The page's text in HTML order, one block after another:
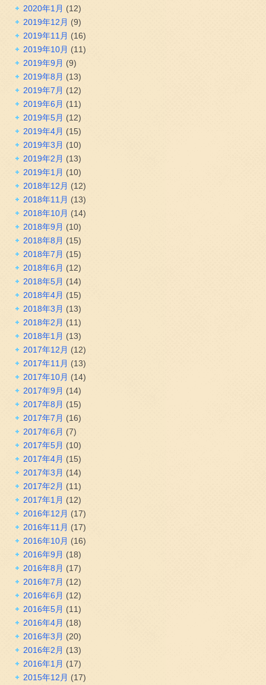
2020年1月 (12)
2019年12月 (9)
2019年11月 (16)
2019年10月 (11)
2019年9月 (9)
2019年8月 (13)
2019年7月 (12)
2019年6月 (11)
2019年5月 (12)
2019年4月 (15)
2019年3月 (10)
2019年2月 (13)
2019年1月 (10)
2018年12月 (12)
2018年11月 (13)
2018年10月 (14)
2018年9月 (10)
2018年8月 (15)
2018年7月 (15)
2018年6月 (12)
2018年5月 (14)
2018年4月 (15)
2018年3月 (13)
2018年2月 (11)
2018年1月 (13)
2017年12月 (12)
2017年11月 (13)
2017年10月 (14)
2017年9月 (14)
2017年8月 (15)
2017年7月 (16)
2017年6月 (7)
2017年5月 (10)
2017年4月 (15)
2017年3月 (14)
2017年2月 (11)
2017年1月 (12)
2016年12月 (17)
2016年11月 (17)
2016年10月 (16)
2016年9月 (18)
2016年8月 (17)
2016年7月 (12)
2016年6月 (12)
2016年5月 (11)
2016年4月 (18)
2016年3月 (20)
2016年2月 (13)
2016年1月 (17)
2015年12月 (17)